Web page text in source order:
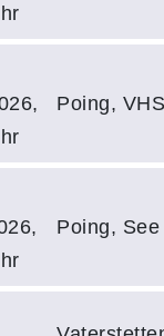
Poing,
Poing,